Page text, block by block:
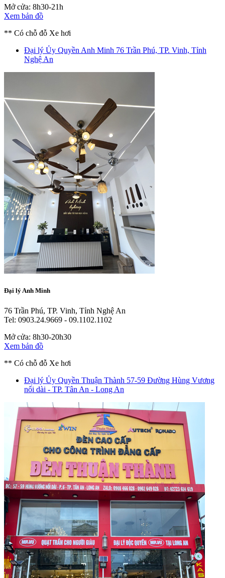
Mở cửa: 8h30-21h
Xem bản đồ
** Có chỗ đỗ Xe hơi
Đại lý Ủy Quyền Anh Minh 76 Trần Phú, TP. Vinh, Tỉnh
Nghệ An
Đại lý Anh Minh
76 Trần Phú, TP. Vinh, Tỉnh Nghệ An
Tel: 0903.24.9669 - 09.1102.1102
Mở cửa: 8h30-20h30
Xem bản đồ
** Có chỗ đỗ Xe hơi
Đại lý Ủy Quyền Thuận Thành 57-59 Đường Hùng Vương
nối dài - TP. Tân An - Long An